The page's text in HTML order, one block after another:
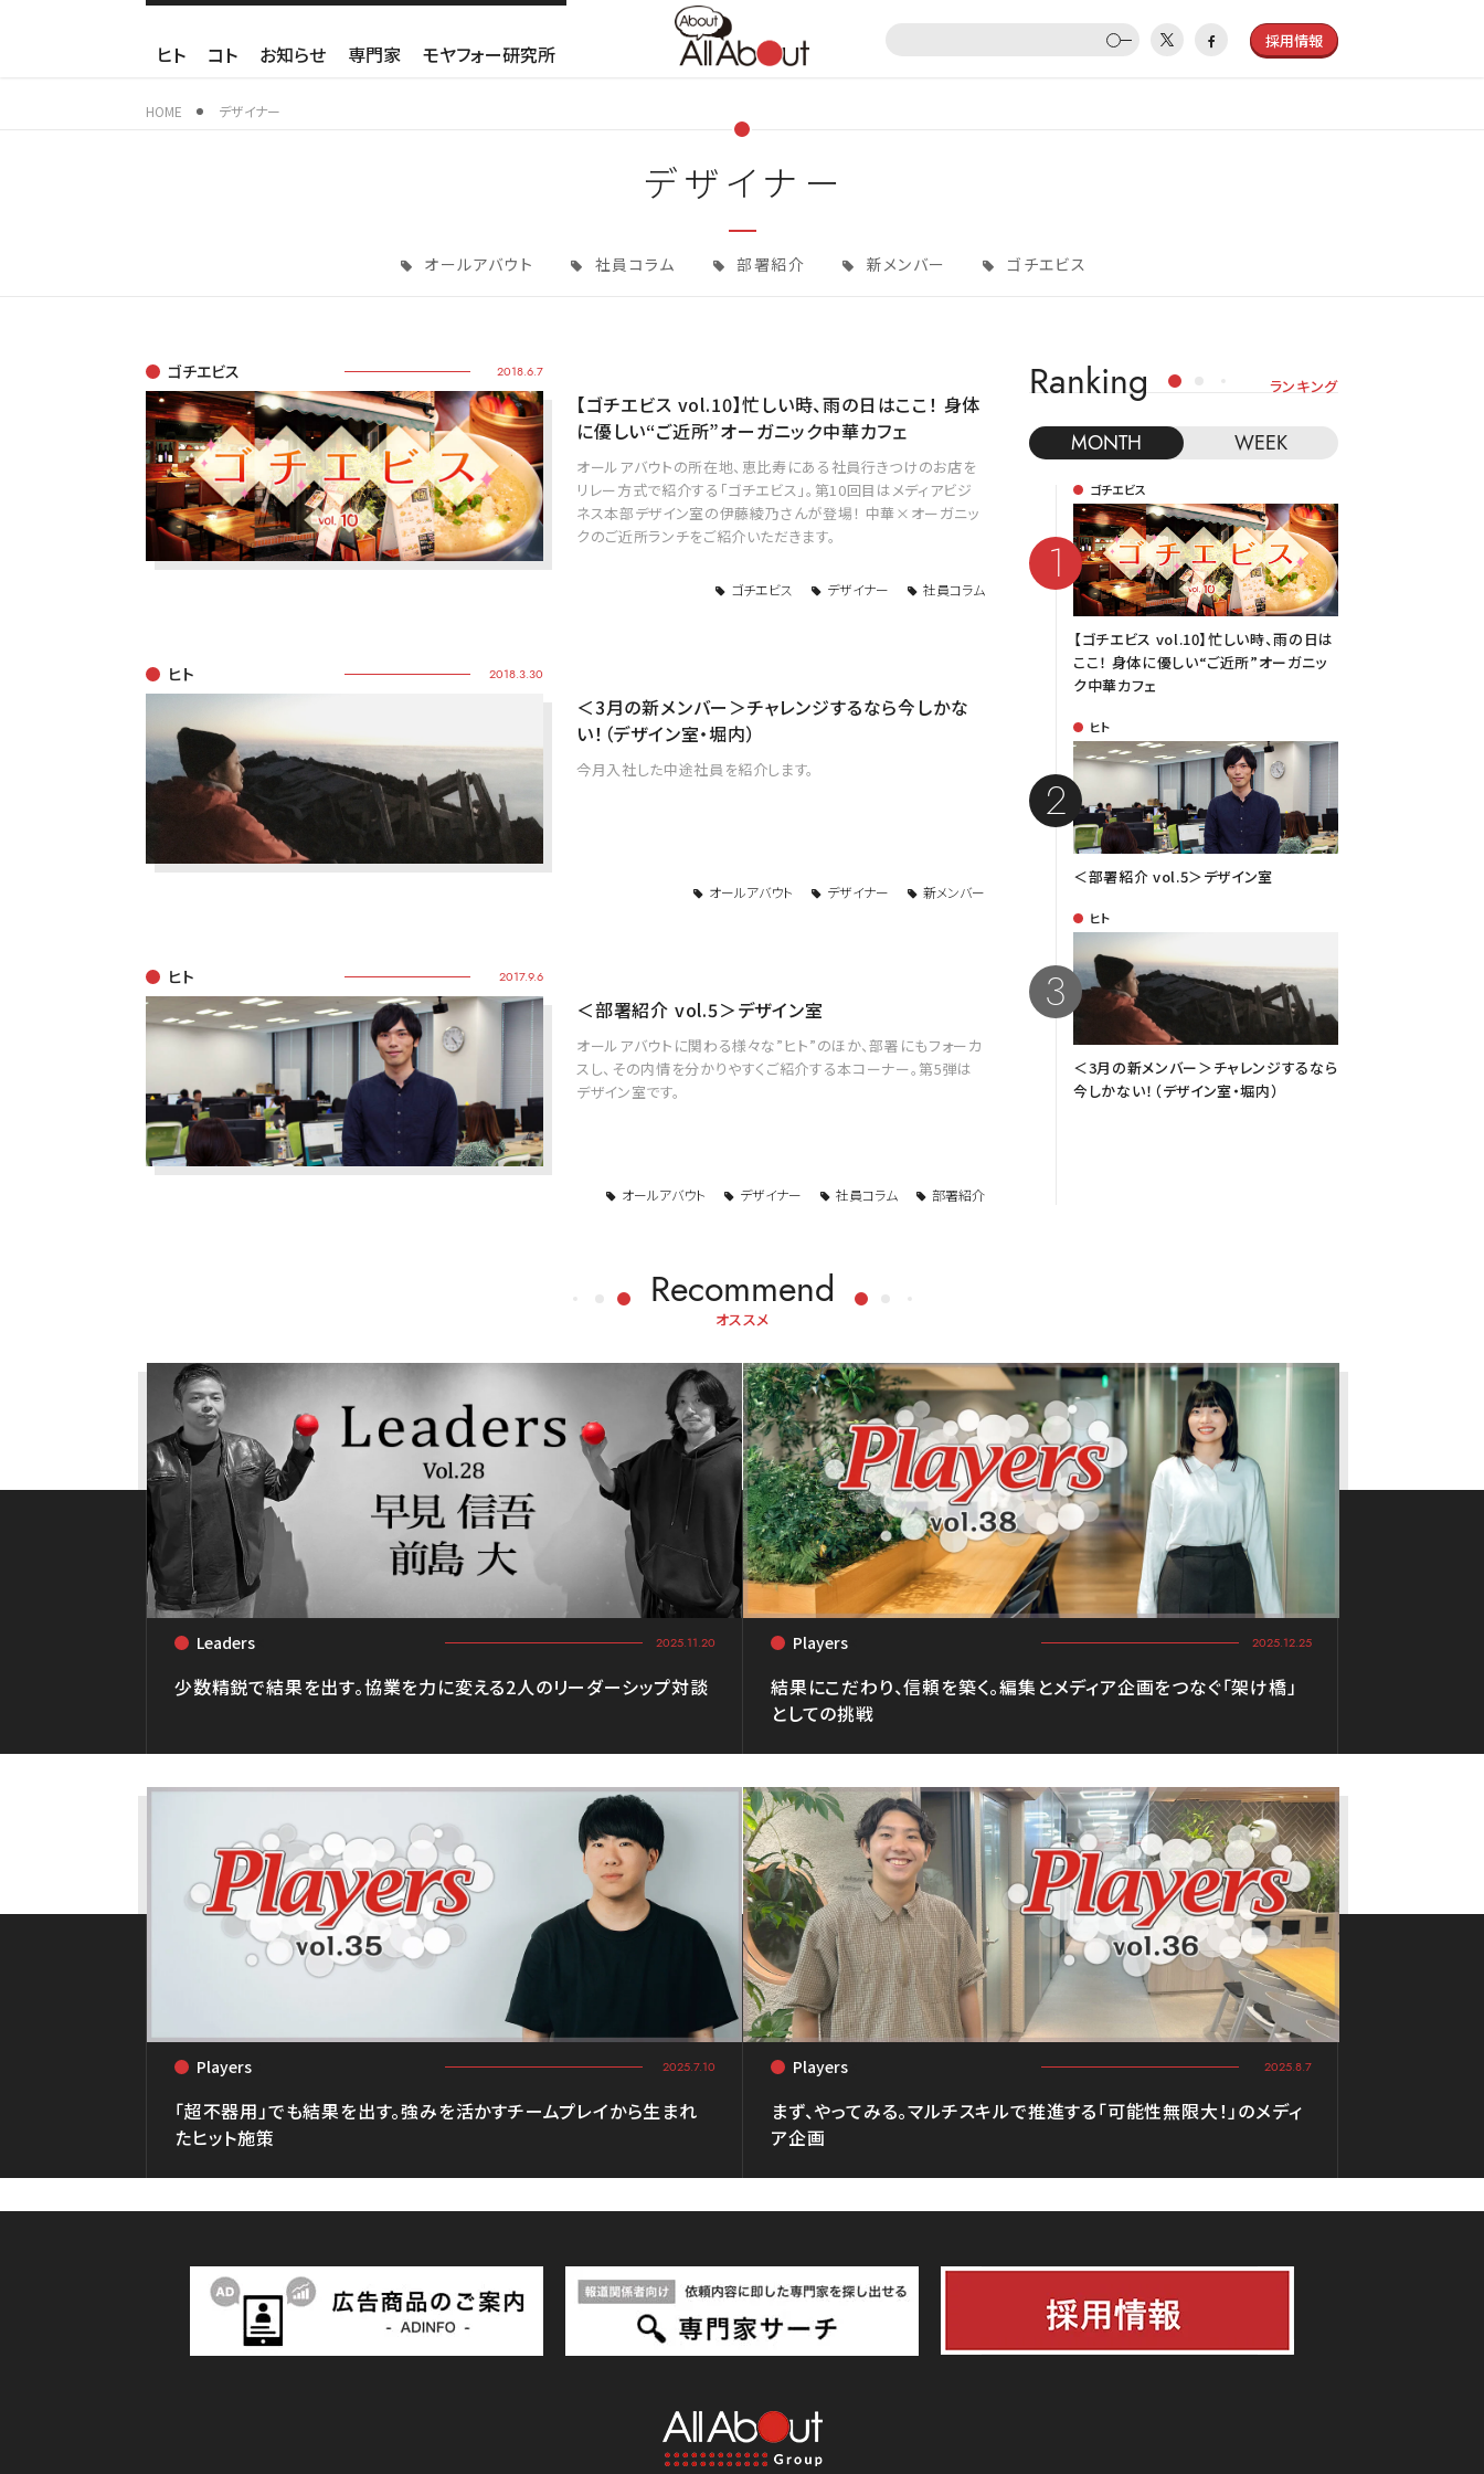
ヒト コト お知らせ 専門家 モヤフォー研究所
採用情報
HOME デザイナー
デザイナー
オールアバウト 社員コラム 部署紹介 新メンバー ゴチエビス
ゴチエビス 2018.6.7
【ゴチエビス vol.10】忙しい時、雨の日はここ！ 身体
に優しい“ご近所”オーガニック中華カフェ
オールアバウトの所在地、恵比寿にある社員行きつけのお店を
リレー方式で紹介する「ゴチエビス」。第10回目はメディアビジ
ネス本部デザイン室の伊藤綾乃さんが登場！ 中華×オーガニッ
クのご近所ランチをご紹介いただきます。
ゴチエビス デザイナー 社員コラム
ヒト 2018.3.30
＜3月の新メンバー＞チャレンジするなら今しかな
い！（デザイン室・堀内）
今月入社した中途社員を紹介します。
オールアバウト デザイナー 新メンバー
ヒト 2017.9.6
＜部署紹介 vol.5＞デザイン室
オールアバウトに関わる様々な”ヒト”のほか、部署にもフォーカ
スし、その内情を分かりやすくご紹介する本コーナー。第5弾は
デザイン室です。
オールアバウト デザイナー 社員コラム 部署紹介
Ranking ランキング
MONTH WEEK
ゴチエビス
【ゴチエビス vol.10】忙しい時、雨の日は
ここ！ 身体に優しい“ご近所”オーガニッ
ク中華カフェ
ヒト
＜部署紹介 vol.5＞デザイン室
ヒト
＜3月の新メンバー＞チャレンジするなら
今しかない！（デザイン室・堀内）
Recommend
オススメ
Leaders 2025.11.20
少数精鋭で結果を出す。協業を力に変える2人のリーダーシップ対談
Players 2025.12.25
結果にこだわり、信頼を築く。編集とメディア企画をつなぐ「架け橋」
としての挑戦
Players 2025.7.10
「超不器用」でも結果を出す。強みを活かすチームプレイから生まれ
たヒット施策
Players 2025.8.7
まず、やってみる。マルチスキルで推進する「可能性無限大！」のメディ
ア企画